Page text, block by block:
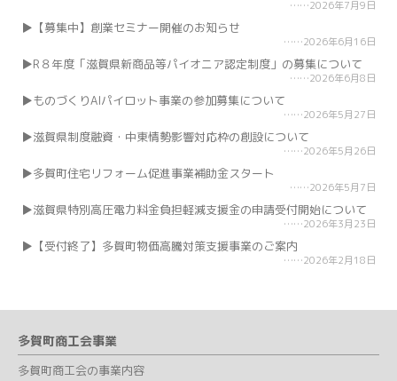
2026年7月9日
【募集中】創業セミナー開催のお知らせ
2026年6月16日
R８年度「滋賀県新商品等パイオニア認定制度」の募集について
2026年6月8日
ものづくりAIパイロット事業の参加募集について
2026年5月27日
滋賀県制度融資・中東情勢影響対応枠の創設について
2026年5月26日
多賀町住宅リフォーム促進事業補助金スタート
2026年5月7日
滋賀県特別高圧電力料金負担軽減支援金の申請受付開始について
2026年3月23日
【受付終了】多賀町物価高騰対策支援事業のご案内
2026年2月18日
多賀町商工会事業
多賀町商工会の事業内容